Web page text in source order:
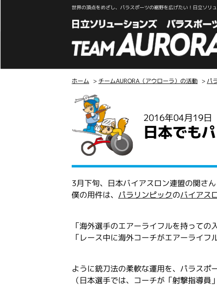
世界の頂点をめざし、パラスポーツの裾野を広げたい！日立ソリ
ホーム > チームAURORA（アウローラ）の活動 >パ
2016年04月19日
日本でも
3月下旬、日本バイアスロン連盟の関さ
僕の用件は、 パラリンピックのバイアス
「海外選手のエアーライフルを持っての
「レース中に海外コーチがエアーライ
ように銃刀法の柔軟な運用を、パラスポ
（日本選手では、コーチが「射撃指導